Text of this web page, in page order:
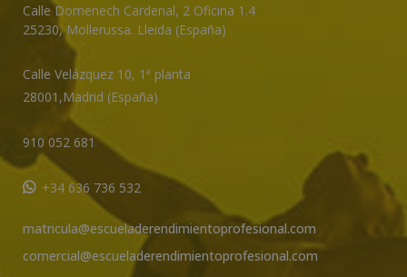
Calle Domenech Cardenal, 2 Oficina 1.4
25230, Mollerussa. Lleida (España)
Calle Velázquez 10, 1ª planta
28001,Madrid (España)
910 052 681
+34 636 736 532
matricula@escueladerendimientoprofesional.com
comercial@escueladerendimientoprofesional.com